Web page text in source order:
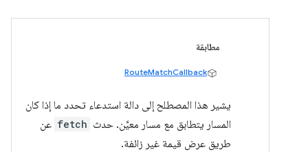
مطابقة
RouteMatchCallback
يشير هذا المصطلح إلى دالة استدعاء تحدد ما إذا كان
المسار يتطابق مع مسار معيَّن. حدث fetch عن
طريق عرض قيمة غير زائفة.